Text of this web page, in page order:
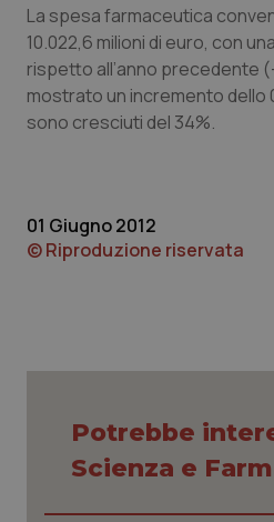
Molise
Piemonte
Provincia Autonoma di
Puglia
Umbria
Epatiti
HIV
Infezioni & Febbre
Malattie rare
Oftalmologia
La spesa farmaceutica
10.022,6 milioni di euro, con
rispetto all’anno precedente
mostrato un incremento dello
sono cresciuti del 34%.
01 Giugno 2012
© Riproduzione riservata
Potrebbe
Scienza e